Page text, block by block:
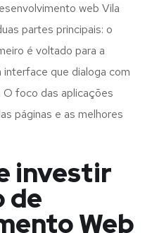
web Vila
partes principais: o
é voltado para a
que dialoga com
O foco das aplicações
páginas e as melhores
investir
de
Web